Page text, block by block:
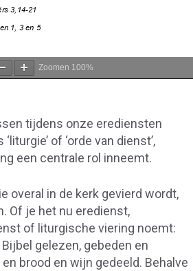
Zoomen 100%
tijdens onze erediensten
of ‘orde van dienst’,
een centrale rol inneemt.
overal in de kerk gevierd wordt,
Of je het nu eredienst,
of liturgische viering noemt:
gelezen, gebeden en
brood en wijn gedeeld. Behalve